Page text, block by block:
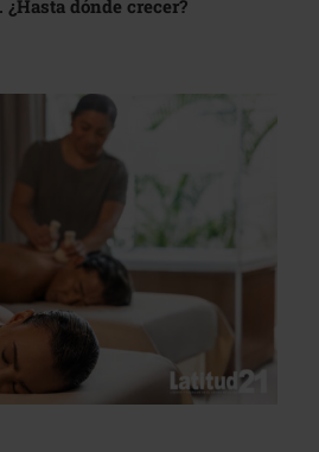
dónde crecer?